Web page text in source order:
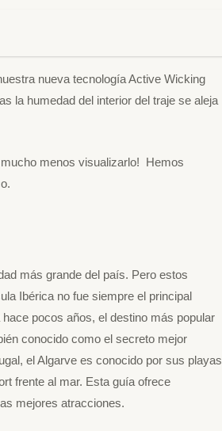
nueva tecnología Active Wicking
la humedad del interior del traje se aleja
menos visualizarlo! Hemos
más grande del país. Pero estos
Ibérica no fue siempre el principal
pocos años, el destino más popular
conocido como el secreto mejor
el Algarve es conocido por sus playas
frente al mar. Esta guía ofrece
mejores atracciones.